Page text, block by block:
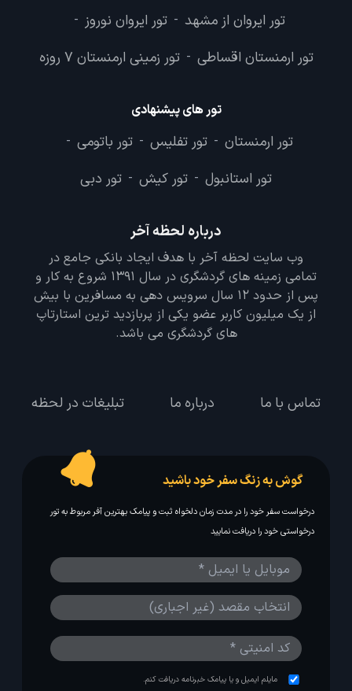
تور ایروان از مشهد - تور ایروان نوروز -
تور ارمنستان اقساطی - تور زمینی ارمنستان 7 روزه
تور های پیشنهادی
تور ارمنستان - تور تفلیس - تور باتومی -
تور استانبول - تور کیش - تور دبی
درباره لحظه آخر
وب سایت لحظه آخر با هدف ایجاد بانکی جامع در
تمامی زمینه های گردشگری در سال 1391 شروع به کار و
پس از حدود 12 سال سرویس دهی به مسافرین با بیش
از یک میلیون کاربر عضو یکی از پربازدید ترین استارتاپ
های گردشگری می باشد.
تماس با ما درباره ما تبلیغات در لحظه
گوش به زنگ سفر خود باشید
درخواست سفر خود را در مدت زمان دلخواه ثبت و پیامک بهترین آفر مربوط به تور
درخواستی خود را دریافت نمایید
مایلم ایمیل و یا پیامک خبرنامه دریافت کنم.